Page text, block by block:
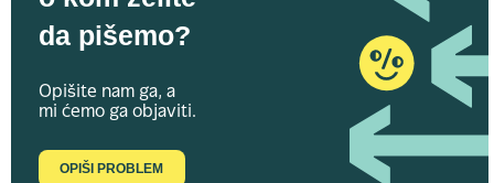
da pišemo?
Opišite nam ga, a
mi ćemo ga objaviti.
OPIŠI PROBLEM